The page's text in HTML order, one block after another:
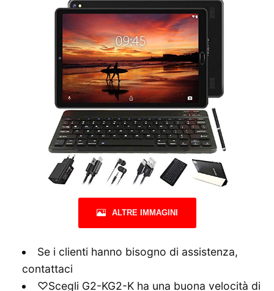
ALTRE IMMAGINI
Se i clienti hanno bisogno di assistenza,
contattaci
♡Scegli G2-KG2-K ha una buona velocità di